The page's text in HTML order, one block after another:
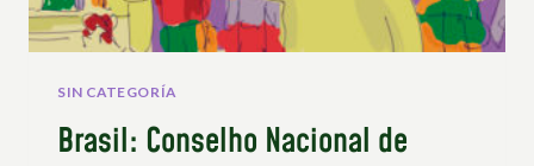
SIN CATEGORÍA
Brasil: Conselho Nacional de